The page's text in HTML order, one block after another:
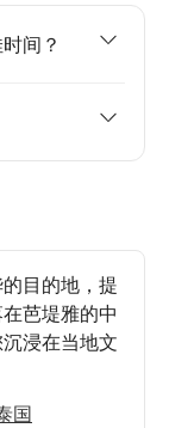
间？
目的地，提
芭堤雅的中
浸在当地文
国